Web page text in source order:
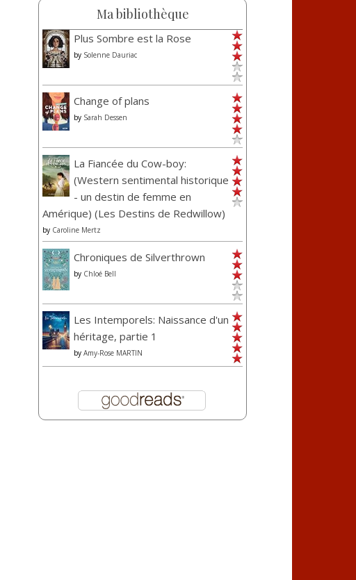
Ma bibliothèque
Plus Sombre est la Rose
by Solenne Dauriac
Change of plans
by Sarah Dessen
La Fiancée du Cow-boy:
(Western sentimental historique
- un destin de femme en
Amérique) (Les Destins de Redwillow)
by Caroline Mertz
Chroniques de Silverthrown
by Chloé Bell
Les Intemporels: Naissance d'un
héritage, partie 1
by Amy-Rose MARTIN